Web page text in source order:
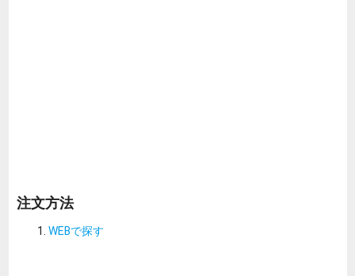
注文方法
WEBで探す